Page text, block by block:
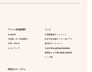
アイシン探偵事務所
会社概要
札幌店へのご来店案内
お問い合わせ
サイトマップ
探偵ブログ・コラム
リンク
北海道警察ホームページ
日本司法支援センター法テラス
裁判所ホームページ
札幌弁護士協同組合特約店会
配偶者からの暴力被害支援情報
リンク集